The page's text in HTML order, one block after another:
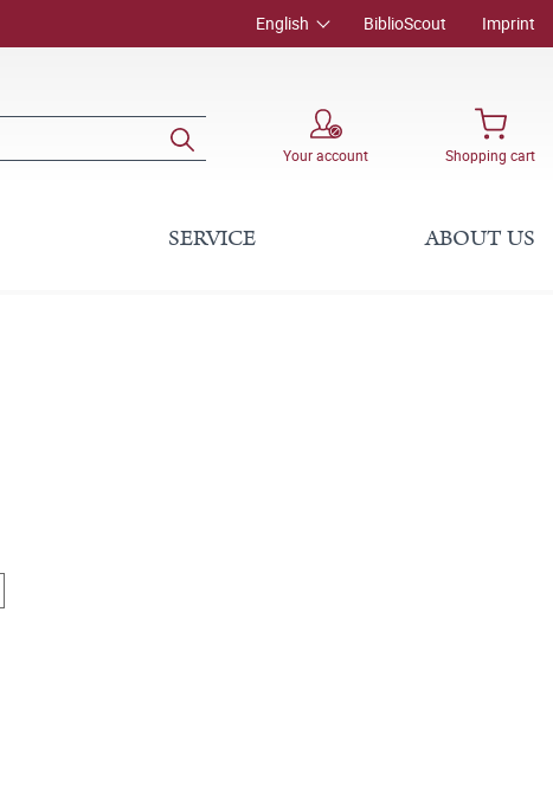
English BiblioScout Imprint
Your account Shopping cart
SERVICE ABOUT US